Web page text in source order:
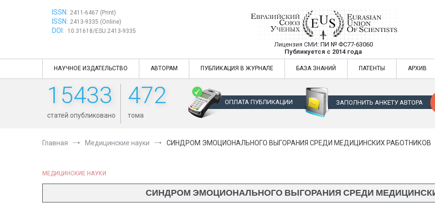
ISSN: 2411-6467 (Print)
ISSN: 2413-9335 (Online)
DOI: 10.31618/ESU.2413-9335
Евразийский Союз Ученых —
Лицензия СМИ: ПИ № ФС77-63060
Публикуется с 2014 года
Евразийский Союз Ученых — публикация научных статей в
НАУЧНОЕ ИЗДАТЕЛЬСТВО АВТОРАМ ПУБЛИКАЦИЯ В ЖУРНАЛЕ БАЗА ЗНАНИЙ ПАТЕНТЫ АРХИВ
15433
статей опубликовано
472
тома
ОПЛАТА ПУБЛИКАЦИИ ЗАПОЛНИТЬ АНКЕТУ АВТОРА
Главная Медицинские науки СИНДРОМ ЭМОЦИОНАЛЬНОГО ВЫГОРАНИЯ СРЕДИ МЕДИЦИНСКИХ РАБОТНИКОВ
МЕДИЦИНСКИЕ НАУКИ
СИНДРОМ ЭМОЦИОНАЛЬНОГО ВЫГОРАНИЯ СРЕДИ